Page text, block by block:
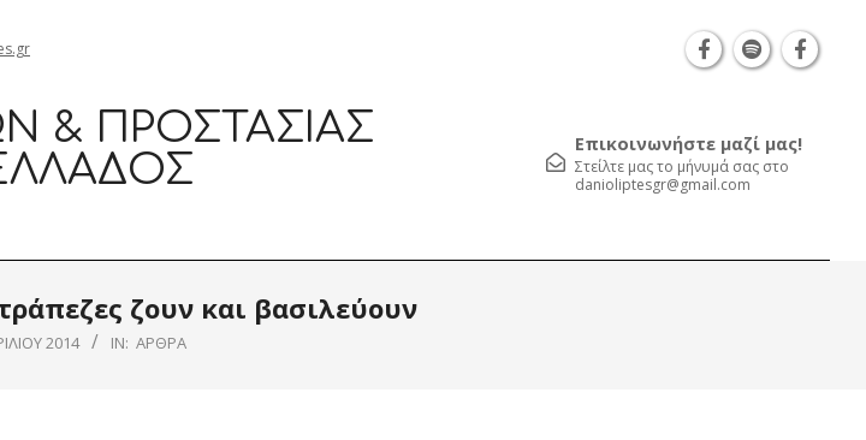
& ΠΡΟΣΤΑΣΊΑΣ
Επικοινωνήστε μαζί μας!
Στείλτε μας το μήνυμά σας στο
danioliptesgr@gmail.com
ζουν και βασιλεύουν
2014 IN: ΆΡΘΡΑ